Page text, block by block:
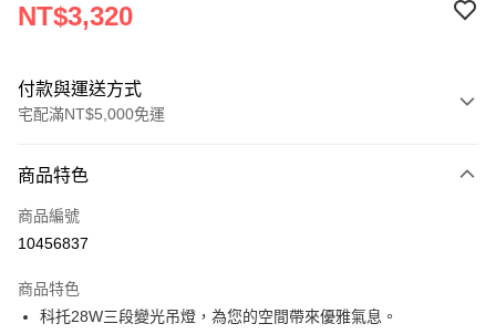
NT$3,320
付款與運送方式
宅配滿NT$5,000免運
信用卡一次付款
LINE Pay
街口支付
商品特色
商品編號
10456837
商品特色
科托28W三段變光吊燈，為您的空間帶來優雅氣息。